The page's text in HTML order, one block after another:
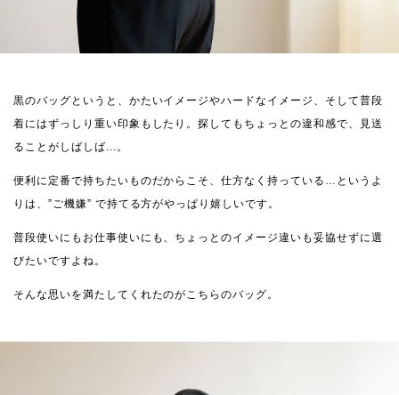
黒のバッグというと、かたいイメージやハードなイメージ、そして普段
着にはずっしり重い印象もしたり。探してもちょっとの違和感で、見送
ることがしばしば...。
便利に定番で持ちたいものだからこそ、仕方なく持っている…というよ
りは、”ご機嫌” で持てる方がやっぱり嬉しいです。
普段使いにもお仕事使いにも、ちょっとのイメージ違いも妥協せずに選
びたいですよね。
そんな思いを満たしてくれたのがこちらのバッグ。